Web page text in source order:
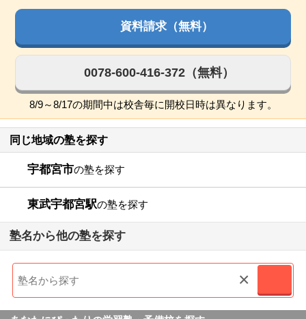
資料請求（無料）
0078-600-416-372（無料）
8/9～8/17の期間中は校舎毎に開校日時は異なります。
同じ地域の塾を探す
宇都宮市の塾を探す
東武宇都宮駅の塾を探す
塾名から他の塾を探す
×